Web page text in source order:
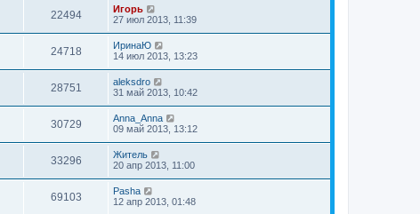
22494
Игорь
27 июл 2013, 11:39
24718
ИринаЮ
14 июл 2013, 13:23
28751
aleksdro
31 май 2013, 10:42
30729
Anna_Anna
09 май 2013, 13:12
33296
Житель
20 апр 2013, 11:00
69103
Pasha
12 апр 2013, 01:48